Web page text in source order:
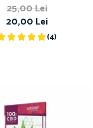
25,00 Lei
20,00 Lei
(4)